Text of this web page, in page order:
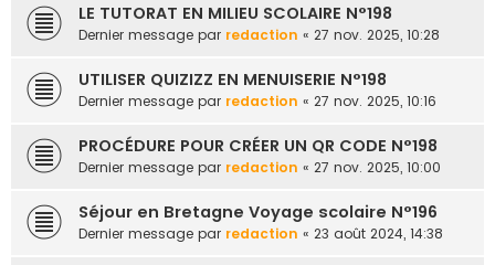
LE TUTORAT EN MILIEU SCOLAIRE N°198
Dernier message par redaction « 27 nov. 2025, 10:28
UTILISER QUIZIZZ EN MENUISERIE N°198
Dernier message par redaction « 27 nov. 2025, 10:16
PROCÉDURE POUR CRÉER UN QR CODE N°198
Dernier message par redaction « 27 nov. 2025, 10:00
Séjour en Bretagne Voyage scolaire N°196
Dernier message par redaction « 23 août 2024, 14:38